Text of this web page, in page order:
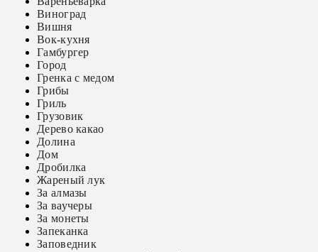
Виноград
Вишня
Вок-кухня
Гамбургер
Город
Гренка с медом
Грибы
Гриль
Грузовик
Дерево какао
Долина
Дом
Дробилка
Жареный лук
За алмазы
За ваучеры
За монеты
Запеканка
Заповедник